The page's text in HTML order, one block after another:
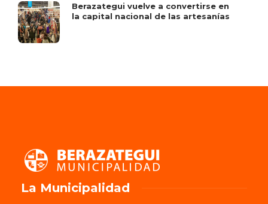
Berazategui vuelve a convertirse en
la capital nacional de las artesanías
La Municipalidad